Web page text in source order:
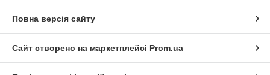
Повна версія сайту
Сайт створено на маркетплейсі Prom.ua